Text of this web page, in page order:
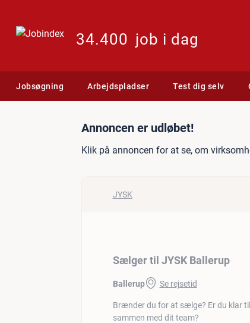
34.400 job i dag
Jobsøgning Arbejdspladser Test dig selv
Jobannonce: Sælger til
Annoncen er udløbet!
Klik på annoncen for at se, om
JYSK
Sælger til JYSK Ballerup
Ballerup Se rejsetid
Brænder du for at sælge? Er du klar
sammen med dit team?